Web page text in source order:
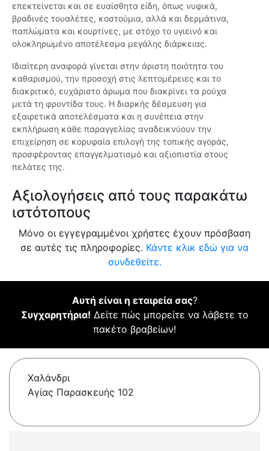
επεκτείνεται και σε ευαίσθητα είδη, όπως νυφικά,
βραδινές τουαλέτες, κοστούμια, αλλά και δερμάτινα,
παπλώματα και κουρτίνες, με στόχο το υγιεινό και
ολοκληρωμένο αποτέλεσμα μεγάλης διάρκειας.
Ιδιαίτερη αναφορά γίνεται στην άριστη ποιότητα του
καθαρισμού, την προσοχή στις λεπτομέρειες και το
διακριτικό, ευχάριστο άρωμα που διακρίνει τα ρούχα
μετά τη φροντίδα τους. Η διαρκής δέσμευση για
εξαιρετικά αποτελέσματα και η συνέπεια στην
εκπλήρωση κάθε παραγγελίας αναδεικνύουν την
επιχείρηση σε κορυφαία επιλογή της τοπικής αγοράς,
προσφέροντας επαγγελματισμό και αξιοπιστία στους
πελάτες της.
Αξιολογήσεις από τους παρακάτω
ιστότοπους
Μόνο οι εγγεγραμμένοι χρήστες έχουν πρόσβαση
σε αυτές τις πληροφορίες. Κάντε κλικ εδώ για να
συνδεθείτε.
Αυτή είναι η εταιρεία σας?
Συγχαρητήρια! Δείτε πώς μπορείτε να λάβετε το
πακέτο βραβείων!
Χαλάνδρι
Αγίας Παρασκευής 102